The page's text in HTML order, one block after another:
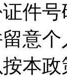
件
意
本